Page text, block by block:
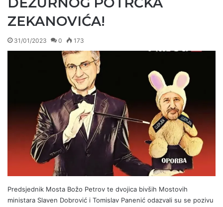
ZEKANOVIĆA!
31/01/2023 0 173
Predsjednik Mosta Božo Petrov te dvojica bivših Mostovih
ministara Slaven Dobrović i Tomislav Panenić odazvali su se pozivu